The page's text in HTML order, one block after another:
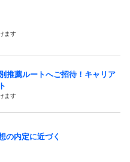
ます
推薦ルートへご招待！キャリア
ます
の内定に近づく